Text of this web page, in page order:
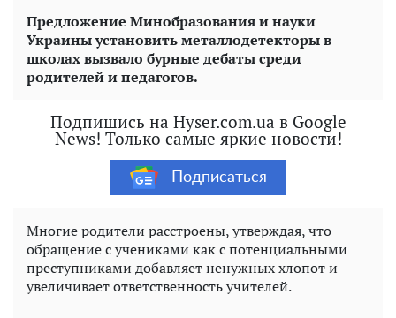
Предложение Минобразования и науки
Украины установить металлодетекторы в
школах вызвало бурные дебаты среди
родителей и педагогов.
Подпишись на Hyser.com.ua в Google
News! Только самые яркие новости!
Подписаться
Многие родители расстроены, утверждая, что
обращение с учениками как с потенциальными
преступниками добавляет ненужных хлопот и
увеличивает ответственность учителей.